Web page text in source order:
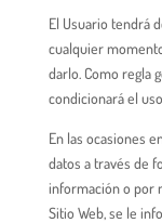
El Usuario tendrá
cualquier
darlo. Como regla
condicionará el
En las ocasiones
datos a través de
información o por
Sitio Web, se le